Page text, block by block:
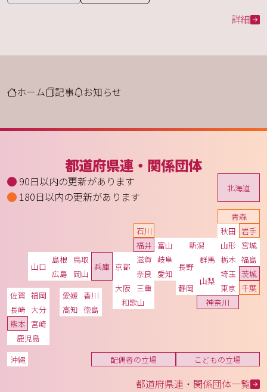
詳細
ホーム 記事 お知らせ
都道府県連・関係団体
90日以内の更新があります
180日以内の更新があります
北海道
青森
岩手
宮城
秋田
山形
福島
茨城
栃木
群馬
埼玉
千葉
東京
神奈川
新潟
富山
石川
福井
山梨
長野
岐阜
静岡
愛知
三重
滋賀
京都
大阪
兵庫
奈良
和歌山
鳥取
島根
岡山
広島
山口
徳島
香川
愛媛
高知
福岡
佐賀
長崎
熊本
大分
宮崎
鹿児島
沖縄
こどもの立場
配偶者の立場
都道府県連・関係団体一覧